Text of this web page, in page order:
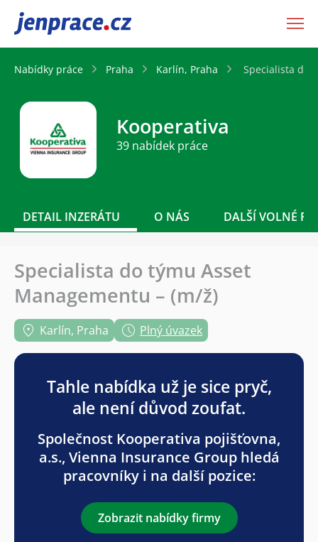
JenPráce.cz
Nabídky práce Praha Karlín, Praha Specialista do
Kooperativa
39 nabídek práce
DETAIL INZERÁTU O NÁS DALŠÍ VOLNÉ
Specialista do týmu Asset
Managementu – (m/ž)
Karlín, Praha Plný úvazek
Tahle nabídka už je sice pryč,
ale není důvod zoufat.
Společnost Kooperativa pojišťovna,
a.s., Vienna Insurance Group hledá
pracovníky i na další pozice:
Zobrazit nabídky firmy